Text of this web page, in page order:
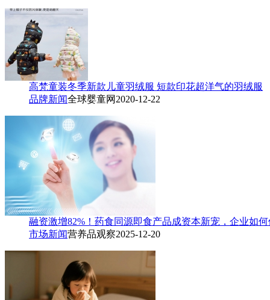
高梵童装冬季新款儿童羽绒服 短款印花超洋气的羽绒服
品牌新闻全球婴童网 2020-12-22
融资激增82%！药食同源即食产品成资本新宠，企业如
市场新闻营养品观察2025-12-20